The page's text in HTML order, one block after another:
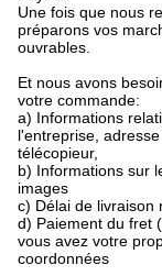
Une fois que nous
préparons vos
ouvrables.
Et nous avons
votre commande:
a) Informations
l'entreprise,
télécopieur,
b) Informations sur
images
c) Délai de livraison
d) Paiement du fret
vous avez votre
coordonnées